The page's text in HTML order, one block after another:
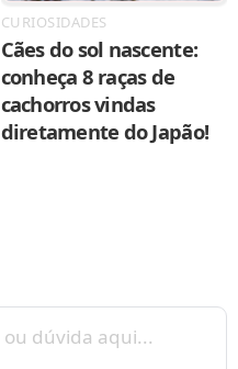
CURIOSIDADES
Cães do sol nascente:
conheça 8 raças de
cachorros vindas
diretamente do Japão!